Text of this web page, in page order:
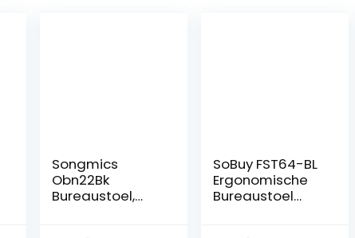
Songmics
Obn22Bk
Bureaustoel,
SoBuy FST64-BL
Ergonomische
Bureaustoel